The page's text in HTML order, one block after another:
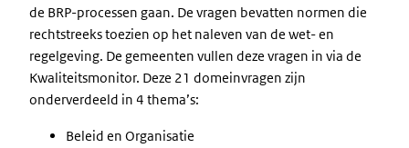
de BRP-processen gaan. De vragen bevatten normen die
rechtstreeks toezien op het naleven van de wet- en
regelgeving. De gemeenten vullen deze vragen in via de
Kwaliteitsmonitor. Deze 21 domeinvragen zijn
onderverdeeld in 4 thema’s:
Beleid en Organisatie